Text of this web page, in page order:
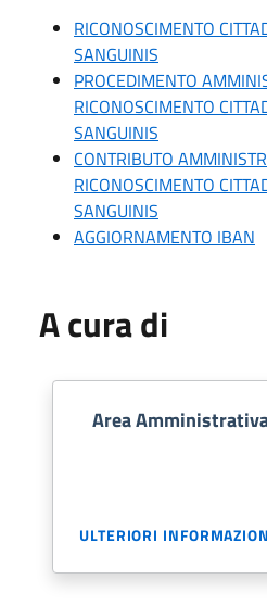
RICONOSCIMENTO
SANGUINIS
PROCEDIMENTO
RICONOSCIMENTO
SANGUINIS
CONTRIBUTO
RICONOSCIMENTO
SANGUINIS
AGGIORNAMENTO IBAN
A cura di
Area
ULTERIORI